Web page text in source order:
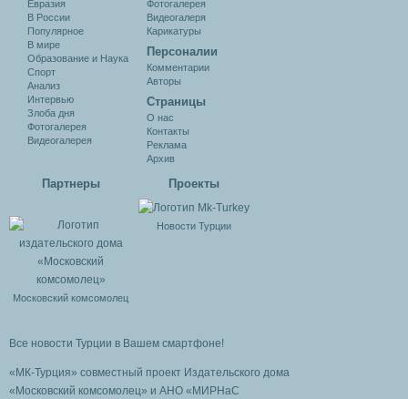
Евразия
В России
Популярное
В мире
Образование и Наука
Спорт
Анализ
Интервью
Злоба дня
Фотогалерея
Видеогалерея
Фотогалерея
Видеогалеря
Карикатуры
Персоналии
Комментарии
Авторы
Cтраницы
О нас
Контакты
Реклама
Архив
Партнеры
Московский комсомолец
Проекты
Новости Турции
Все новости Турции в Вашем смартфоне!
«МК-Турция» совместный проект Издательского дома
«Московский комсомолец» и АНО «МИРНаС